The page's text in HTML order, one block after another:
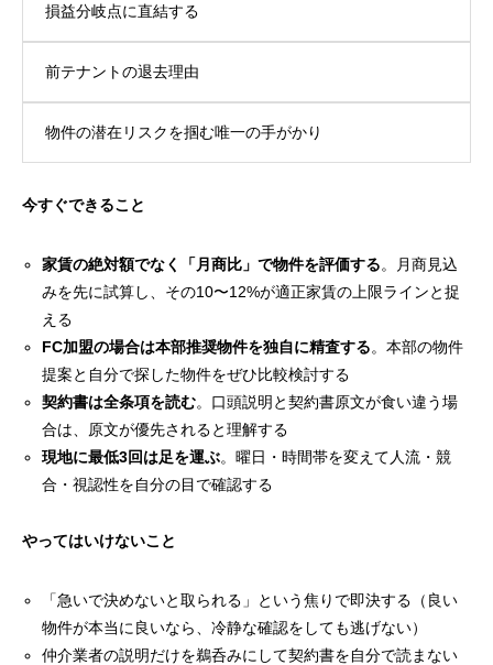
損益分岐点に直結する
前テナントの退去理由
物件の潜在リスクを掴む唯一の手がかり
今すぐできること
家賃の絶対額でなく「月商比」で物件を評価する。月商見込
みを先に試算し、その10〜12%が適正家賃の上限ラインと捉
える
FC加盟の場合は本部推奨物件を独自に精査する。本部の物件
提案と自分で探した物件をぜひ比較検討する
契約書は全条項を読む。口頭説明と契約書原文が食い違う場
合は、原文が優先されると理解する
現地に最低3回は足を運ぶ。曜日・時間帯を変えて人流・競
合・視認性を自分の目で確認する
やってはいけないこと
「急いで決めないと取られる」という焦りで即決する（良い
物件が本当に良いなら、冷静な確認をしても逃げない）
仲介業者の説明だけを鵜呑みにして契約書を自分で読まない